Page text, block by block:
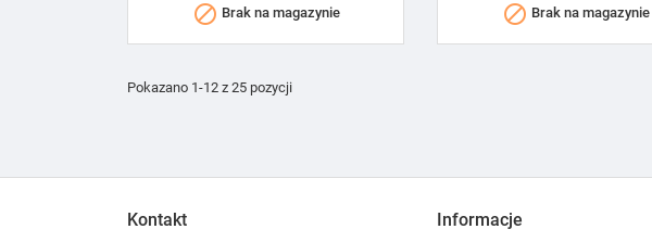
 Brak na magazynie  Brak na magazynie
Pokazano 1-12 z 25 pozycji
Kontakt Informacje